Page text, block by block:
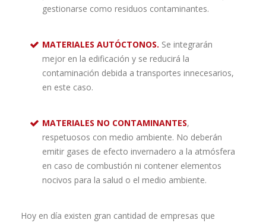
gestionarse como residuos contaminantes.
MATERIALES AUTÓCTONOS. Se integrarán
mejor en la edificación y se reducirá la
contaminación debida a transportes innecesarios,
en este caso.
MATERIALES NO CONTAMINANTES,
respetuosos con medio ambiente. No deberán
emitir gases de efecto invernadero a la atmósfera
en caso de combustión ni contener elementos
nocivos para la salud o el medio ambiente.
Hoy en día existen gran cantidad de empresas que